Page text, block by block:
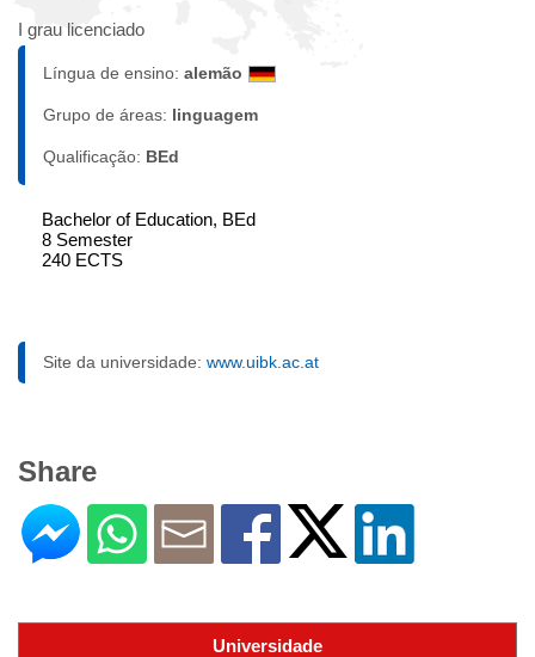
I grau licenciado
Língua de ensino: alemão
Grupo de áreas: linguagem
Qualificação: BEd
Bachelor of Education, BEd
8 Semester
240 ECTS
Site da universidade: www.uibk.ac.at
Share
Universidade